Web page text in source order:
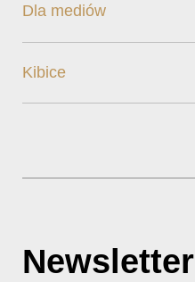
Dla mediów
Kibice
Newsletter